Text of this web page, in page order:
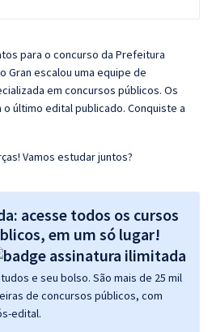
para o concurso da Prefeitura
Gran escalou uma equipe de
em concursos públicos. Os
último edital publicado. Conquiste a
Vamos estudar juntos?
acesse todos os cursos
em um só lugar!
e seu bolso. São mais de 25 mil
de concursos públicos, com
edital.